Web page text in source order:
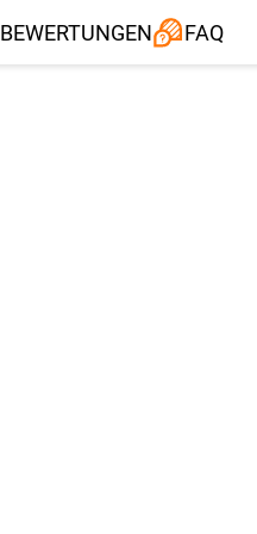
BEWERTUNGEN FAQ
Alle